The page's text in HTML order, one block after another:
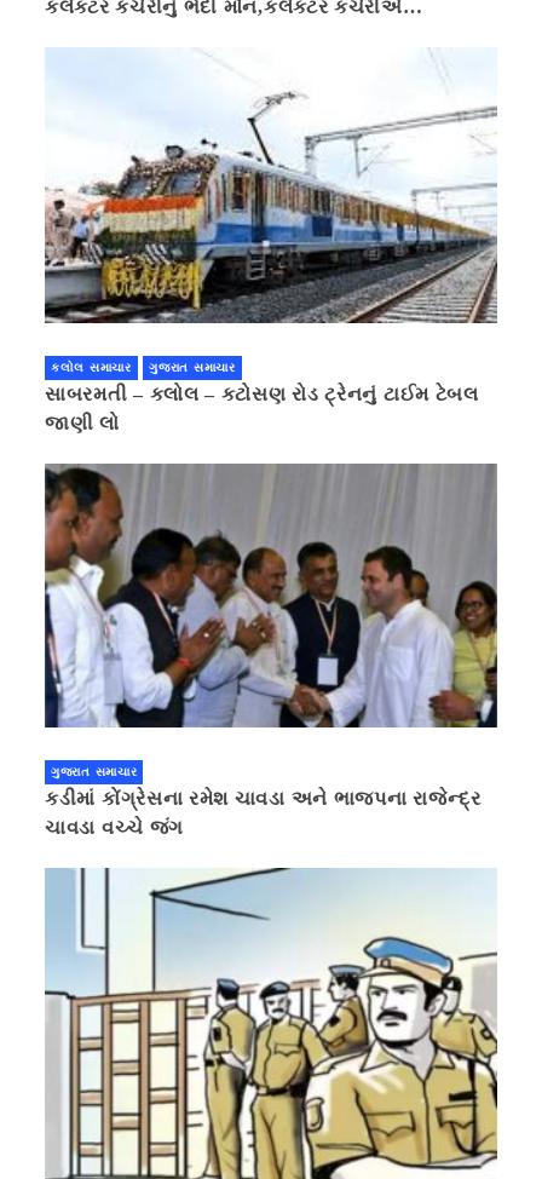
કલેક્ટર કચેરીનું ભેદી મૌન,કલેક્ટર કચેરીએ
કલોલ સમાચાર ગુજરાત સમાચાર
સાબરમતી – કલોલ – કટોસણ રોડ ટ્રેનનું ટાઈમ ટેબલ
જાણી લો
ગુજરાત સમાચાર
કડીમાં કોંગ્રેસના રમેશ ચાવડા અને ભાજપના રાજેન્દ્ર
ચાવડા વચ્ચે જંગ